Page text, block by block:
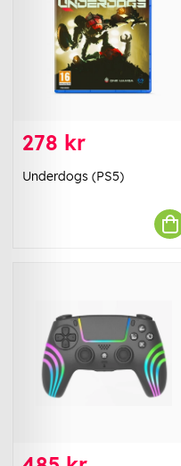
278 kr
Underdogs (PS5)